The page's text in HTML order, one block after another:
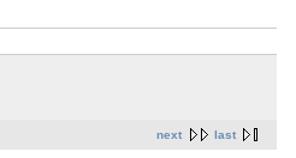
next last